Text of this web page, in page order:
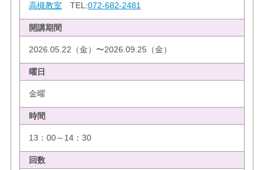
高槻教室 TEL:072-682-2481
開講期間
2026.05.22（金）〜2026.09.25（金）
曜日
金曜
時間
13：00～14：30
回数